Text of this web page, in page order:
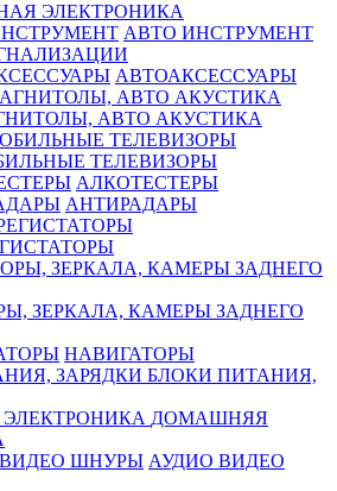
ЭЛЕКТРОНИКА
АВТО ИНСТРУМЕНТ
АВТОАКСЕССУАРЫ
АВТО АКУСТИКА
ТЕЛЕВИЗОРЫ
АЛКОТЕСТЕРЫ
АНТИРАДАРЫ
ЗЕРКАЛА, КАМЕРЫ ЗАДНЕГО
НАВИГАТОРЫ
БЛОКИ ПИТАНИЯ,
ДОМАШНЯЯ
АУДИО ВИДЕО